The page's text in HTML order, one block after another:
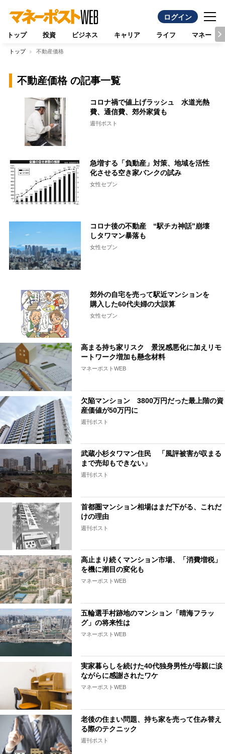
ログイン
トップ 投資 ビジネス キャリア ライフ マネー
トップ 不動産価格
不動産価格 の記事一覧
コロナ禍で値上げラッシュ 水道光熱
費、通信費、郊外家賃も
週刊ポスト
急増する「負動産」対策、地域を活性
化させる空き家バンクの試み
女性セブン
コロナ後の不動産 “駅チカ神話”崩壊
しタワマン暴落も
女性セブン
郊外の自宅を売って駅近マンションを
購入した60代夫婦の大誤算
女性セブン
高まる持ち家リスク 景況感悪化に加えリモ
ートワーク増加も懸念材料
マネーポストWEB
欠陥マンション 3800万円だった最上階の資
産価値が50万円に
週刊ポスト
武蔵小杉タワマン住民 「風評被害が収まる
まで売却もできない」
週刊ポスト
首都圏マンション相場はまだ下がる、これだ
けの理由
週刊ポスト
高止まり続くマンション市場、「消費増税」
を機に潮目の変化も
マネーポストWEB
五輪選手村跡地のマンション「晴海フラッ
グ」の将来性は
マネーポストWEB
実家暮らしを続けた40代独身男性が母親に涙
ながらに感謝されたワケ
マネーポストWEB
老後の住まい問題、持ち家を売って住み替え
る際のテクニック
週刊ポスト